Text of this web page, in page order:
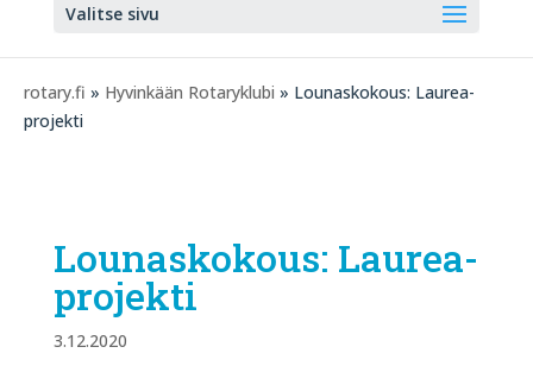
Valitse sivu
rotary.fi » Hyvinkään Rotaryklubi » Lounaskokous: Laurea-
projekti
Lounaskokous: Laurea-
projekti
3.12.2020